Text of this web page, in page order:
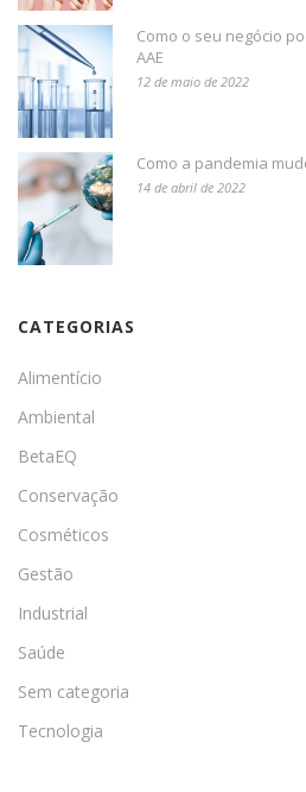
Como o seu negócio
AAE
12 de maio de 2022
Como a pandemia
14 de abril de 2022
CATEGORIAS
Alimentício
Ambiental
BetaEQ
Conservação
Cosméticos
Gestão
Industrial
Saúde
Sem categoria
Tecnologia